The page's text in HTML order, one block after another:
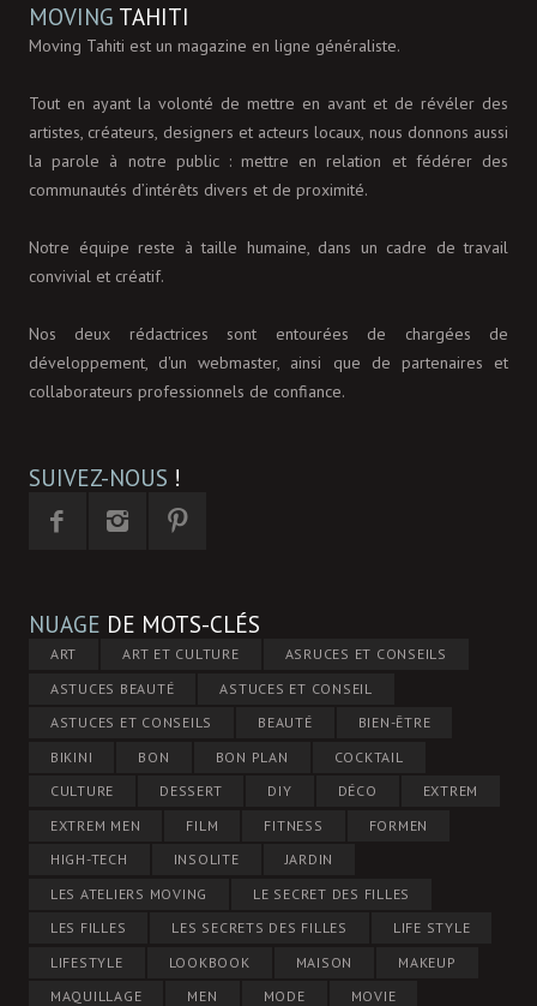
MOVING TAHITI
Moving Tahiti est un magazine en ligne généraliste.
Tout en ayant la volonté de mettre en avant et de révéler des
artistes, créateurs, designers et acteurs locaux, nous donnons aussi
la parole à notre public : mettre en relation et fédérer des
communautés d’intérêts divers et de proximité.
Notre équipe reste à taille humaine, dans un cadre de travail
convivial et créatif.
Nos deux rédactrices sont entourées de chargées de
développement, d'un webmaster, ainsi que de partenaires et
collaborateurs professionnels de confiance.
SUIVEZ-NOUS !
NUAGE DE MOTS-CLÉS
ART ART ET CULTURE
ASRUCES ET CONSEILS
ASTUCES BEAUTÉ
ASTUCES ET CONSEIL
ASTUCES ET CONSEILS
BEAUTÉ
BIEN-ÊTRE
BIKINI
BON BON PLAN
COCKTAIL
CULTURE
DESSERT DIY DÉCO
EXTREM
EXTREM MEN
FILM FITNESS
FORMEN
HIGH-TECH
INSOLITE
JARDIN
LES ATELIERS MOVING
LE SECRET DES FILLES
LES FILLES
LES SECRETS DES FILLES
LIFE STYLE
LIFESTYLE
LOOKBOOK MAISON
MAKEUP
MAQUILLAGE
MEN MODE MOVIE